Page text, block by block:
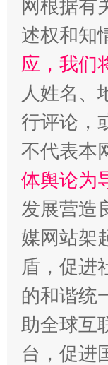
网根据有
述权和知
应，我们
人姓名、
行评论，
不代表本
体舆论为
发展营造
媒网站架
盾，促进
的和谐统
助全球互
台，促进